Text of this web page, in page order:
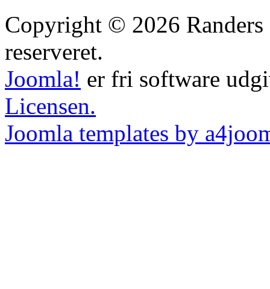
Copyright © 2026
reserveret.
Joomla! er fri software
Licensen.
Joomla templates by